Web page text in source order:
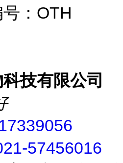
：OTH
技有限公司
57456016